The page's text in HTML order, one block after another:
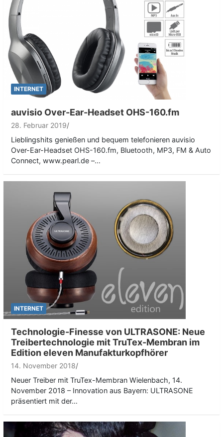
INTERNET
auvisio Over-Ear-Headset OHS-160.fm
28. Februar 2019
Lieblingshits genießen und bequem telefonieren auvisio
Over-Ear-Headset OHS-160.fm, Bluetooth, MP3, FM & Auto
Connect, www.pearl.de –…
INTERNET
Technologie-Finesse von ULTRASONE: Neue
Treibertechnologie mit TruTex-Membran im
Edition eleven Manufakturkopfhörer
14. November 2018
Neuer Treiber mit TruTex-Membran Wielenbach, 14.
November 2018 – Innovation aus Bayern: ULTRASONE
präsentiert mit der…